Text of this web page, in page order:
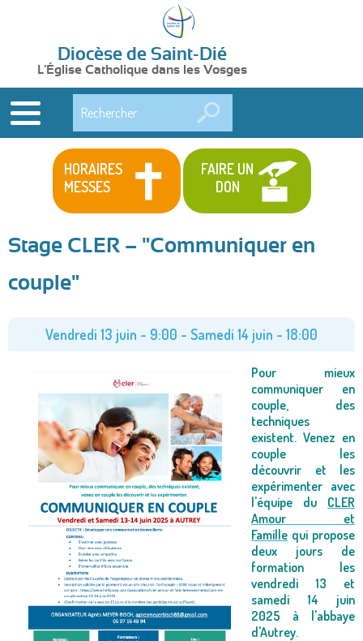
Diocèse de Saint-Dié
L'Église Catholique dans les Vosges
HORAIRES
MESSES
FAIRE UN
DON
Stage CLER – "Communiquer en
couple"
Vendredi 13 juin - 9:00 - Samedi 14 juin - 18:00
Pour mieux
communiquer en
couple, des
techniques
existent. Venez en
couple les
découvrir et les
expérimenter avec
l'équipe du CLER
Amour et
Famille qui propose
deux jours de
formation les
vendredi 13 et
samedi 14 juin
2025 à l'abbaye
d'Autrey.